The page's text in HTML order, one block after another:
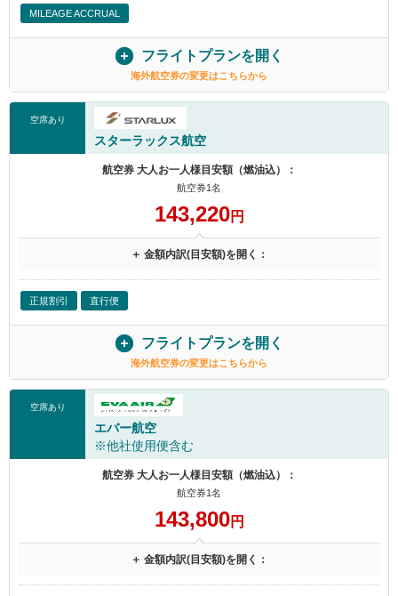
MILEAGE ACCRUAL
フライトプランを開く
海外航空券の変更はこちらから
空席あり
スターラックス航空
航空券 大人お一人様目安額（燃油込）：
航空券1名
143,220円
＋ 金額内訳(目安額)を開く：
正規割引 直行便
フライトプランを開く
海外航空券の変更はこちらから
空席あり
エバー航空
※他社使用便含む
航空券 大人お一人様目安額（燃油込）：
航空券1名
143,800円
＋ 金額内訳(目安額)を開く：